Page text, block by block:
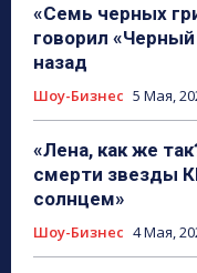
«Семь черных
говорил
назад
Шоу-Бизнес 5 Мая,
«Лена, как же
смерти звезды
солнцем»
Шоу-Бизнес 4 Мая,